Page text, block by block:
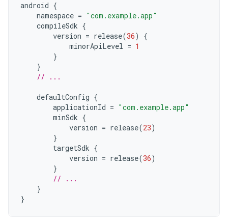
android {
namespace = "com.example.app"
compileSdk {
version = release(36)
{
minorApiLevel = 1
}
}
// ...
defaultConfig {
applicationId = "com.example.app"
minSdk {
version = release(23)
}
targetSdk {
version = release(36)
}
// ...
}
}